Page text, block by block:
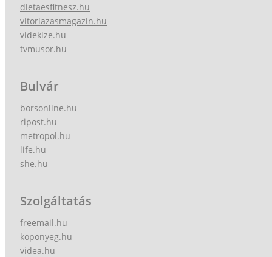
dietaesfitnesz.hu
vitorlazasmagazin.hu
videkize.hu
tvmusor.hu
Bulvár
borsonline.hu
ripost.hu
metropol.hu
life.hu
she.hu
Szolgáltatás
freemail.hu
koponyeg.hu
videa.hu